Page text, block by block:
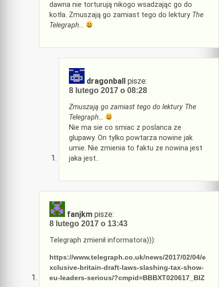
dawna nie torturują nikogo wsadzając go do
kotła. Zmuszają go zamiast tego do lektury The
Telegraph…
dragonball pisze:
8 lutego 2017 o 08:28
Zmuszają go zamiast tego do lektury The
Telegraph…
Nie ma sie co smiac z poslanca ze
glupawy. On tylko powtarza nowine jak
umie. Nie zmienia to faktu ze nowina jest
jaka jest..
fanjkm pisze:
8 lutego 2017 o 13:43
Telegraph zmienił informatora))):
https://www.telegraph.co.uk/news/2017/02/04/e
xclusive-britain-draft-laws-slashing-tax-show-
eu-leaders-serious/?cmpid=BBBXT020617_BIZ